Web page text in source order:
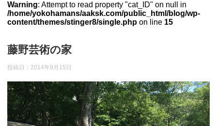
Warning: Attempt to read property "cat_ID" on null in
/home/yokohamans/aaksk.com/public_html/blog/wp-
content/themes/stinger8/single.php on line 15
藤野芸術の家
投稿日： 2014年9月15日